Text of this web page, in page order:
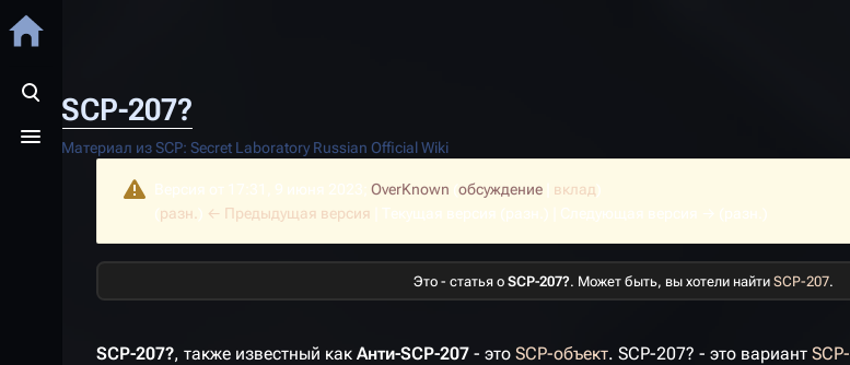
Открыть поиск
Открыть меню
SCP-207?
Материал из SCP: Secret Laboratory Russian Official Wiki
Версия от 17:31, 9 июня 2023; OverKnown (обсуждение вклад)
(разн. ) ← Предыдущая версия | Текущая версия (разн.) | Следующая версия → (разн.)
Это - статья о SCP-207?. Может быть, вы хотели найти SCP-207.
SCP-207?, также известный как Анти-SCP-207 - это SCP-объект. SCP-207? - это вариант SCP-